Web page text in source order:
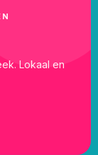
Lokaal en